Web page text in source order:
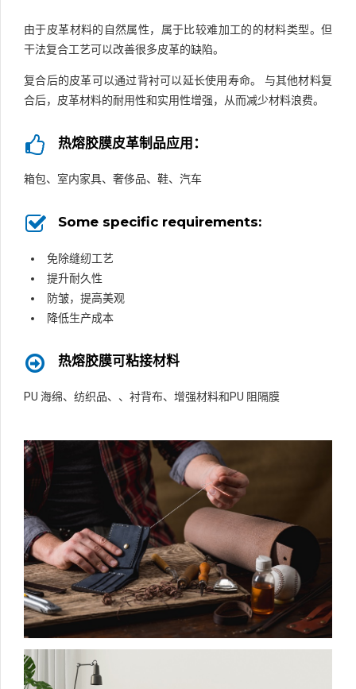
由于皮革材料的自然属性，属于比较难加工的的材料类型。但
干法复合工艺可以改善很多皮革的缺陷。
复合后的皮革可以通过背衬可以延长使用寿命。 与其他材料复
合后，皮革材料的耐用性和实用性增强，从而减少材料浪费。
热熔胶膜皮革制品应用：
箱包、室内家具、奢侈品、鞋、汽车
Some specific requirements:
免除缝纫工艺
提升耐久性
防皱，提高美观
降低生产成本
热熔胶膜可粘接材料
PU 海绵、纺织品、、衬背布、增强材料和PU 阻隔膜